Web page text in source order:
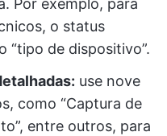
Por exemplo, para
o status
“tipo de dispositivo”.
use nove
como “Captura de
entre outros, para